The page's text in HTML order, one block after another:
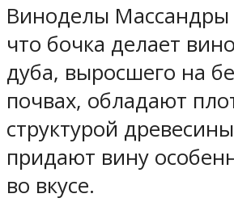
Виноделы Массандры
что бочка делает
дуба, выросшего на
почвах, обладают
структурой
придают вину
во вкусе.